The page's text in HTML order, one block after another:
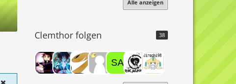
Alle anzeigen
Clemthor folgen 38